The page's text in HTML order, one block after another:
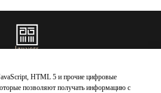
HTML 5 и прочие цифровые
позволяют получать информацию с
Ru/Eng